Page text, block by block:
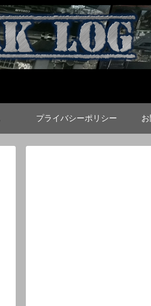
プライバシーポリシー